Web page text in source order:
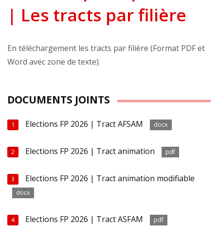
| Les tracts par filière
En téléchargement les tracts par filière (Format PDF et
Word avec zone de texte).
DOCUMENTS JOINTS
1 Elections FP 2026 | Tract AFSAM docx
2 Elections FP 2026 | Tract animation pdf
3 Elections FP 2026 | Tract animation modifiable
docx
4 Elections FP 2026 | Tract ASFAM pdf